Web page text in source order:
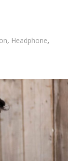
, Headphone,